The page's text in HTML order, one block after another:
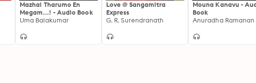
Mazhai Tharumo En
Megam…! - Audio Book
Uma Balakumar
Love @ Sangamitra
Express
G. R. Surendranath
Mouna Kanavu -
Book
Anuradha Ramanan